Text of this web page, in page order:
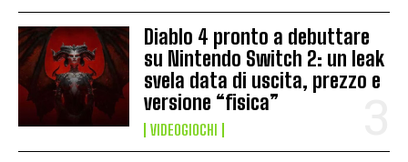
Diablo 4 pronto a debuttare
su Nintendo Switch 2: un leak
svela data di uscita, prezzo e
versione “fisica”
VIDEOGIOCHI